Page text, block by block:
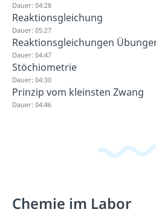
Dauer: 04:28
Reaktionsgleichung
Dauer: 05:27
Reaktionsgleichungen
Dauer: 04:47
Stöchiometrie
Dauer: 04:30
Prinzip vom kleinsten Zwang
Dauer: 04:46
Chemie im Labor